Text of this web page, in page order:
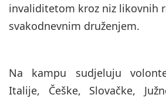
invaliditetom kroz niz likovnih
svakodnevnim druženjem.
Na kampu sudjeluju
Italije, Češke, Slovačke,